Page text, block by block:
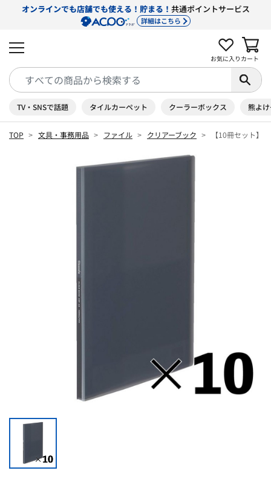
オンラインでも店舗でも使える！貯まる！ 共通ポイントサービス
詳細はこちら
お気に入り カート
TV・SNSで話題 タイルカーペット クーラーボックス 熊よ
TOP 文具・事務用品 ファイル クリアーブック 【10冊セット】